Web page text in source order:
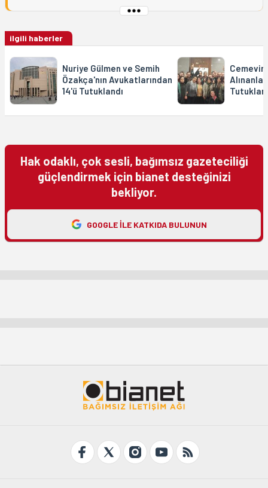
ilgili haberler
Nuriye Gülmen ve Semih
Özakça'nın Avukatlarından
14'ü Tutuklandı
Hak odaklı, çok sesli, bağımsız gazeteciliği
güçlendirmek için bianet desteğinizi
bekliyor.
GOOGLE ILE KATKIDA BULUNUN